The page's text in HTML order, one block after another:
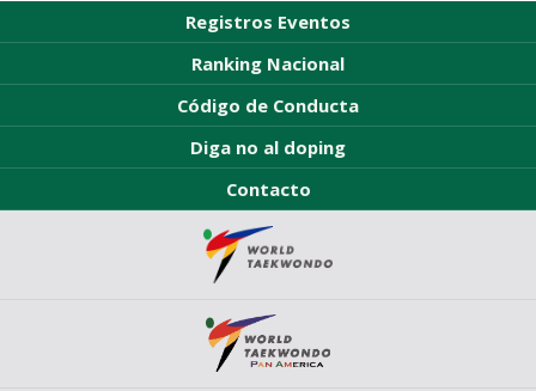
Registros Eventos
Ranking Nacional
Código de Conducta
Diga no al doping
Contacto